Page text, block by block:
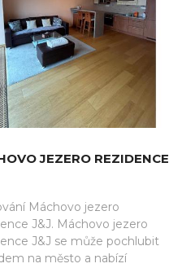
JEZERO REZIDENCE
Máchovo jezero
J&J. Máchovo jezero
J&J se může pochlubit
na město a nabízí